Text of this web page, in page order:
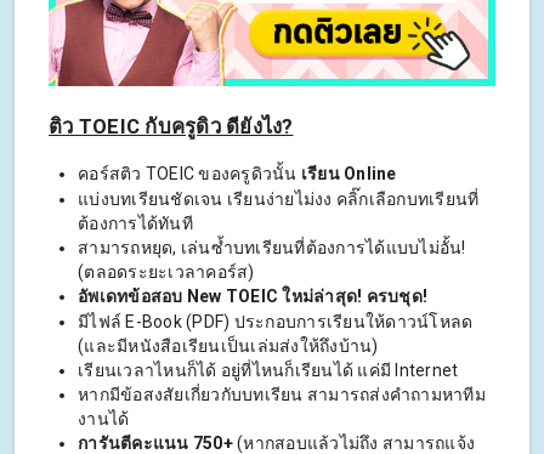
ติว TOEIC กับครูดิว ดียังไง?
คอร์สติว TOEIC ของครูดิวนั้น เรียน Online
แบ่งบทเรียนชัดเจน เรียนง่ายไม่งง คลิ๊กเลือกบทเรียนที่
ต้องการได้ทันที
สามารถหยุด, เล่นซ้ำบทเรียนที่ต้องการได้แบบไม่อั้น!
(ตลอดระยะเวลาคอร์ส)
อัพเดทข้อสอบ New TOEIC ใหม่ล่าสุด! ครบชุด!
มีไฟล์ E-Book (PDF) ประกอบการเรียนให้ดาวน์โหลด
(และมีหนังสือเรียนเป็นเล่มส่งให้ถึงบ้าน)
เรียนเวลาไหนก็ได้ อยู่ที่ไหนก็เรียนได้ แค่มี Internet
หากมีข้อสงสัยเกี่ยวกับบทเรียน สามารถส่งคำถามหาทีม
งานได้
การันตีคะแนน 750+(หากสอบแล้วไม่ถึง สามารถแจ้ง